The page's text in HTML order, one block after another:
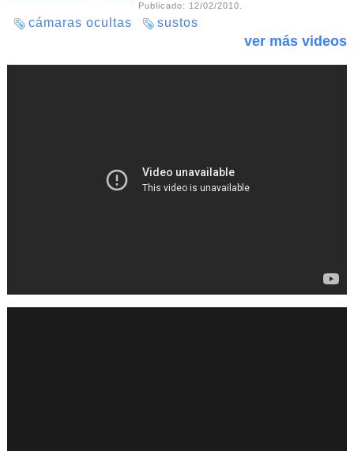
Publicado: 12/02/2010.
cámaras ocultas sustos
ver más videos